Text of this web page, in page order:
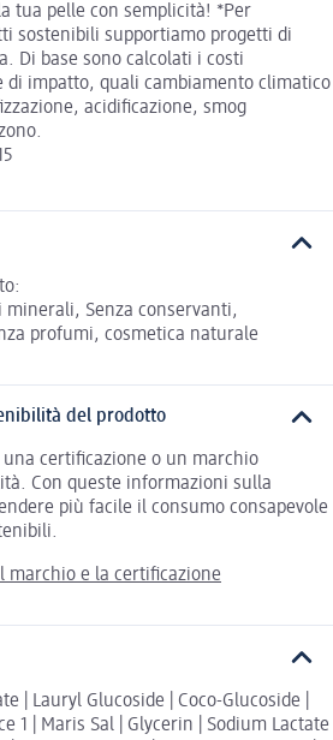
tua pelle con semplicità! *Per
sostenibili supportiamo progetti di
Di base sono calcolati i costi
di impatto, quali cambiamento climatico
acidificazione, smog
minerali, Senza conservanti,
profumi, cosmetica naturale
del prodotto
certificazione o un marchio
Con queste informazioni sulla
più facile il consumo consapevole
marchio e la certificazione
| Lauryl Glucoside | Coco-Glucoside |
1 | Maris Sal | Glycerin | Sodium Lactate